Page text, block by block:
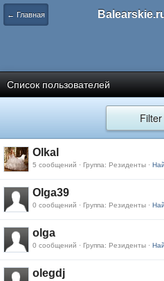
← Главная
Список пользователей
Filter
Olkal
5 сообщений · Группа: Резиденты ·
Olga39
0 сообщений · Группа: Резиденты ·
olga
0 сообщений · Группа: Резиденты ·
olegdj